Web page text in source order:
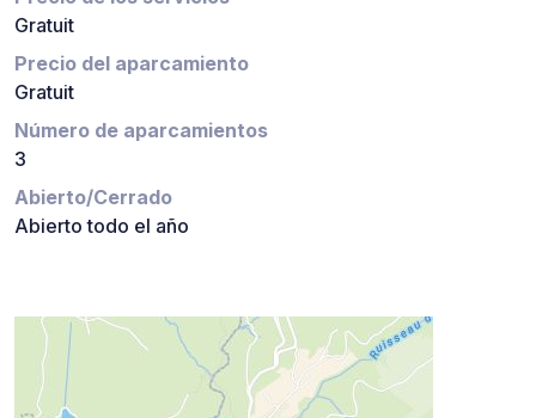
Gratuit
Precio del aparcamiento
Gratuit
Número de aparcamientos
3
Abierto/Cerrado
Abierto todo el año